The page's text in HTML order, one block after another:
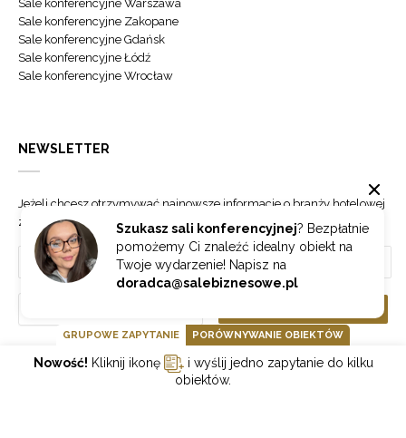
Szukasz sali konferencyjnej? Bezpłatnie
pomożemy Ci znaleźć idealny obiekt na
Twoje wydarzenie! Napisz na
doradca@salebiznesowe.pl
Sale konferencyjne Warszawa
Sale konferencyjne Zakopane
Sale konferencyjne Gdańsk
Sale konferencyjne Łódź
Sale konferencyjne Wrocław
NEWSLETTER
Jeżeli chcesz otrzymywać najnowsze informacje o branży hotelowej
zapisz się do naszego newslettera.
GOONLINE.PL SPÓŁKA Z OGRANICZONĄ ODPOWIEDZIALNOŚCIĄ SP.K.
GRUPOWE ZAPYTANIE PORÓWNYWANIE OBIEKTÓW
Nowość! Kliknij ikonę
i wyślij jedno zapytanie do kilku
obiektów.